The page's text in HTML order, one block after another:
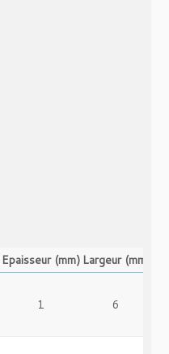
Epaisseur (mm) Largeur (mm)
1 6